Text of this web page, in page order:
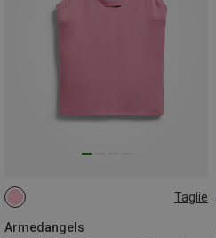
Taglie
Armedangels
L